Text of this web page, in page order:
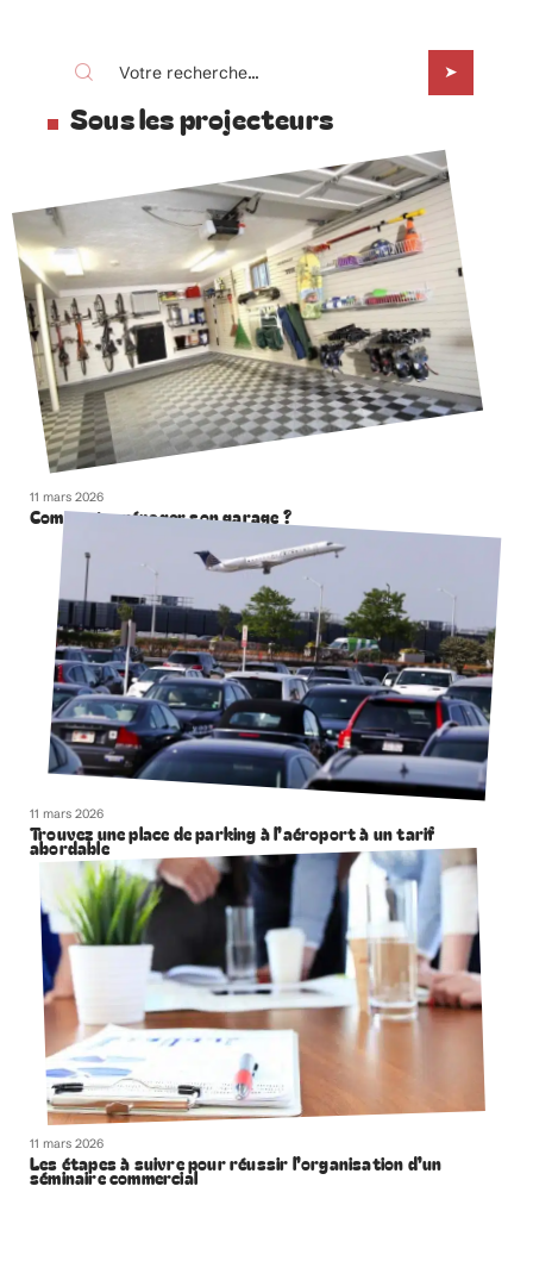
Sous les projecteurs
11 mars 2026
Comment aménager son garage ?
11 mars 2026
Trouvez une place de parking à l’aéroport à un tarif
abordable
11 mars 2026
Les étapes à suivre pour réussir l’organisation d’un
séminaire commercial